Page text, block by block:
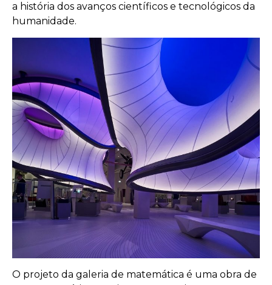
a história dos avanços científicos e tecnológicos da
humanidade.
O projeto da galeria de matemática é uma obra de